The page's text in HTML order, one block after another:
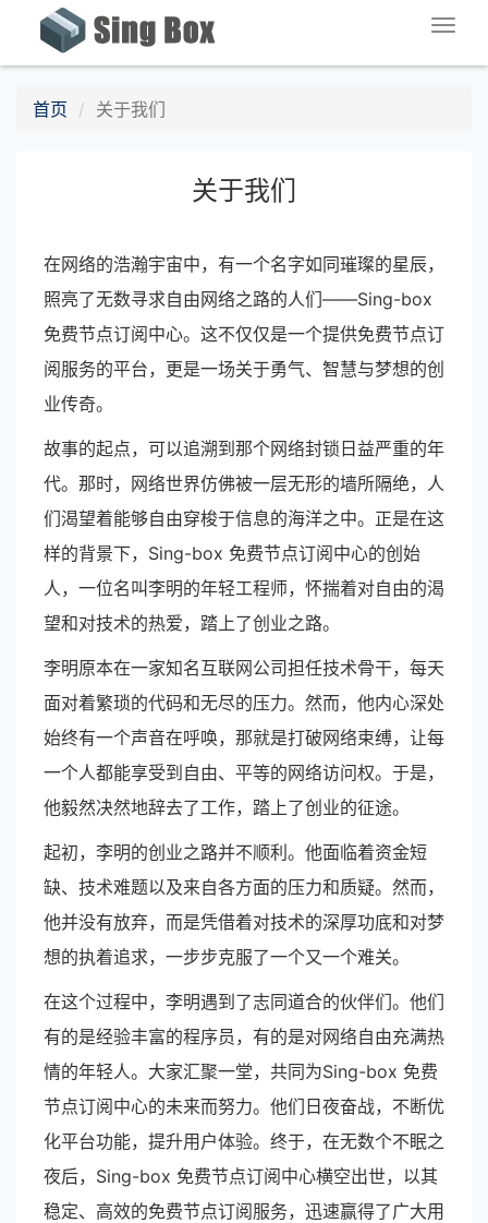
首页 关于我们
关于我们
在网络的浩瀚宇宙中，有一个名字如同璀璨的星辰，
照亮了无数寻求自由网络之路的人们——Sing-box
免费节点订阅中心。这不仅仅是一个提供免费节点订
阅服务的平台，更是一场关于勇气、智慧与梦想的创
业传奇。
故事的起点，可以追溯到那个网络封锁日益严重的年
代。那时，网络世界仿佛被一层无形的墙所隔绝，人
们渴望着能够自由穿梭于信息的海洋之中。正是在这
样的背景下，Sing-box 免费节点订阅中心的创始
人，一位名叫李明的年轻工程师，怀揣着对自由的渴
望和对技术的热爱，踏上了创业之路。
李明原本在一家知名互联网公司担任技术骨干，每天
面对着繁琐的代码和无尽的压力。然而，他内心深处
始终有一个声音在呼唤，那就是打破网络束缚，让每
一个人都能享受到自由、平等的网络访问权。于是，
他毅然决然地辞去了工作，踏上了创业的征途。
起初，李明的创业之路并不顺利。他面临着资金短
缺、技术难题以及来自各方面的压力和质疑。然而，
他并没有放弃，而是凭借着对技术的深厚功底和对梦
想的执着追求，一步步克服了一个又一个难关。
在这个过程中，李明遇到了志同道合的伙伴们。他们
有的是经验丰富的程序员，有的是对网络自由充满热
情的年轻人。大家汇聚一堂，共同为Sing-box 免费
节点订阅中心的未来而努力。他们日夜奋战，不断优
化平台功能，提升用户体验。终于，在无数个不眠之
夜后，Sing-box 免费节点订阅中心横空出世，以其
稳定、高效的免费节点订阅服务，迅速赢得了广大用